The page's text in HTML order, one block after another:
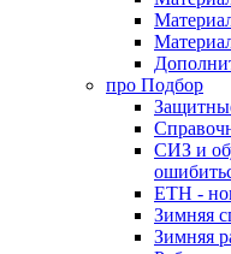
про Подбор
СИЗ и
ЕТН -
Зимняя
Зимняя